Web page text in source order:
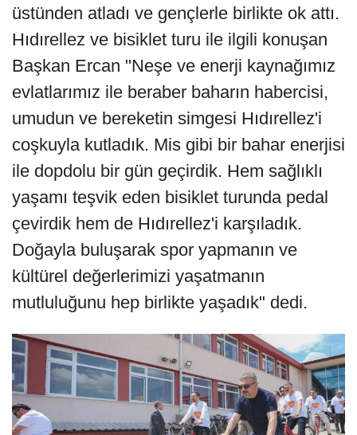
üstünden atladı ve gençlerle birlikte ok attı.
Hıdırellez ve bisiklet turu ile ilgili konuşan
Başkan Ercan "Neşe ve enerji kaynağımız
evlatlarımız ile beraber baharın habercisi,
umudun ve bereketin simgesi Hıdırellez'i
coşkuyla kutladık. Mis gibi bir bahar enerjisi
ile dopdolu bir gün geçirdik. Hem sağlıklı
yaşamı teşvik eden bisiklet turunda pedal
çevirdik hem de Hıdırellez'i karşıladık.
Doğayla buluşarak spor yapmanın ve
kültürel değerlerimizi yaşatmanın
mutluluğunu hep birlikte yaşadık" dedi.